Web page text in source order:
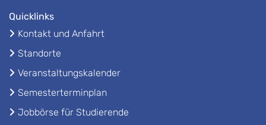
Quicklinks
Kontakt und Anfahrt
Standorte
Veranstaltungskalender
Semesterterminplan
Jobbörse für Studierende